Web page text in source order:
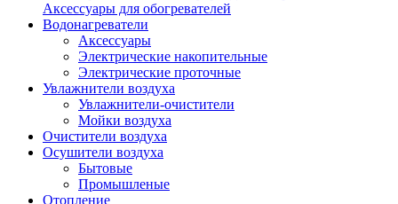
Аксессуары для обогревателей
Водонагреватели
Аксессуары
Электрические накопительные
Электрические проточные
Увлажнители воздуха
Увлажнители-очистители
Мойки воздуха
Очистители воздуха
Осушители воздуха
Бытовые
Промышленые
Отопление